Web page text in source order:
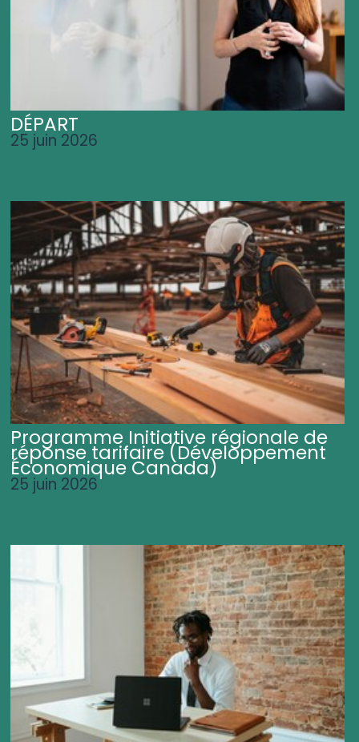
DÉPART
25 juin 2026
Programme Initiative régionale de
réponse tarifaire (Développement
Économique Canada)
25 juin 2026